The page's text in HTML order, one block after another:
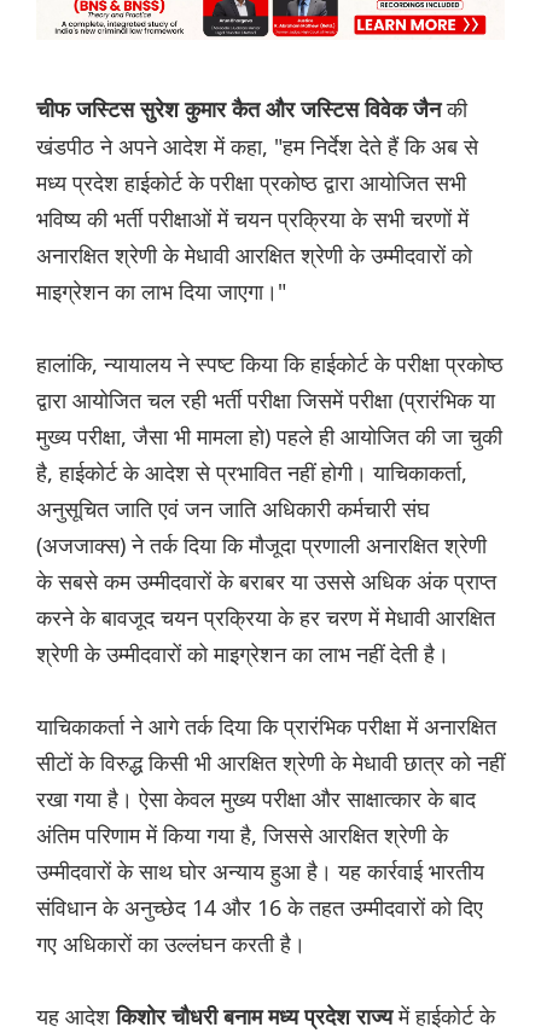
चीफ जस्टिस सुरेश कुमार कैत और ज‌स्टिस विवेक जैनकी
खंडपीठ ने अपने आदेश में कहा, "हम निर्देश देते हैं कि अब से
मध्य प्रदेश हाईकोर्ट के परीक्षा प्रकोष्ठ द्वारा आयोजित सभी
भविष्य की भर्ती परीक्षाओं में चयन प्रक्रिया के सभी चरणों में
अनारक्षित श्रेणी के मेधावी आरक्षित श्रेणी के उम्मीदवारों को
माइग्रेशन का लाभ दिया जाएगा।"
हालांकि, न्यायालय ने स्पष्ट किया कि हाईकोर्ट के परीक्षा प्रकोष्ठ
द्वारा आयोजित चल रही भर्ती परीक्षा जिसमें परीक्षा (प्रारंभिक या
मुख्य परीक्षा, जैसा भी मामला हो) पहले ही आयोजित की जा चुकी
है, हाईकोर्ट के आदेश से प्रभावित नहीं होगी। याचिकाकर्ता,
अनुसूचित जाति एवं जन जाति अधिकारी कर्मचारी संघ
(अजजाक्स) ने तर्क दिया कि मौजूदा प्रणाली अनारक्षित श्रेणी
के सबसे कम उम्मीदवारों के बराबर या उससे अधिक अंक प्राप्त
करने के बावजूद चयन प्रक्रिया के हर चरण में मेधावी आरक्षित
श्रेणी के उम्मीदवारों को माइग्रेशन का लाभ नहीं देती है।
याचिकाकर्ता ने आगे तर्क दिया कि प्रारंभिक परीक्षा में अनारक्षित
सीटों के विरुद्ध किसी भी आरक्षित श्रेणी के मेधावी छात्र को नहीं
रखा गया है। ऐसा केवल मुख्य परीक्षा और साक्षात्कार के बाद
अंतिम परिणाम में किया गया है, जिससे आरक्षित श्रेणी के
उम्मीदवारों के साथ घोर अन्याय हुआ है। यह कार्रवाई भारतीय
संविधान के अनुच्छेद 14 और 16 के तहत उम्मीदवारों को दिए
गए अधिकारों का उल्लंघन करती है।
यह आदेशकिशोर चौधरी बनाम मध्य प्रदेश राज्यमें हाईकोर्ट के